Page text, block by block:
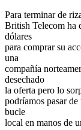
Para terminar de
British Telecom ha
dólares
para comprar su
una
compañí­a
desechado
la oferta pero lo
podríamos pasar
bucle
local en manos de